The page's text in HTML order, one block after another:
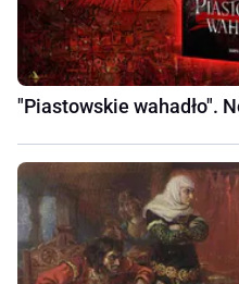
"Piastowskie wahadło".